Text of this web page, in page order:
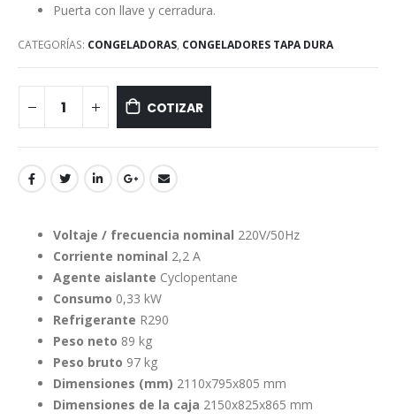
Puerta con llave y cerradura.
CATEGORÍAS: CONGELADORAS, CONGELADORES TAPA DURA
COTIZAR
Voltaje / frecuencia nominal 220V/50Hz
Corriente nominal 2,2 A
Agente aislante Cyclopentane
Consumo 0,33 kW
Refrigerante R290
Peso neto 89 kg
Peso bruto 97 kg
Dimensiones (mm) 2110x795x805 mm
Dimensiones de la caja 2150x825x865 mm